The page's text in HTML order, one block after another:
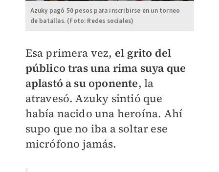
Azuky pagó 50 pesos para inscribirse en un torneo
de batallas. (Foto: Redes sociales)
Esa primera vez, el grito del
público tras una rima suya que
aplastó a su oponente, la
atravesó. Azuky sintió que
había nacido una heroína. Ahí
supo que no iba a soltar ese
micrófono jamás.